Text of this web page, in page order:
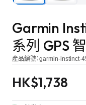
Garmin
系列 GPS
產品編號：garmin-instinct-
HK$1,738